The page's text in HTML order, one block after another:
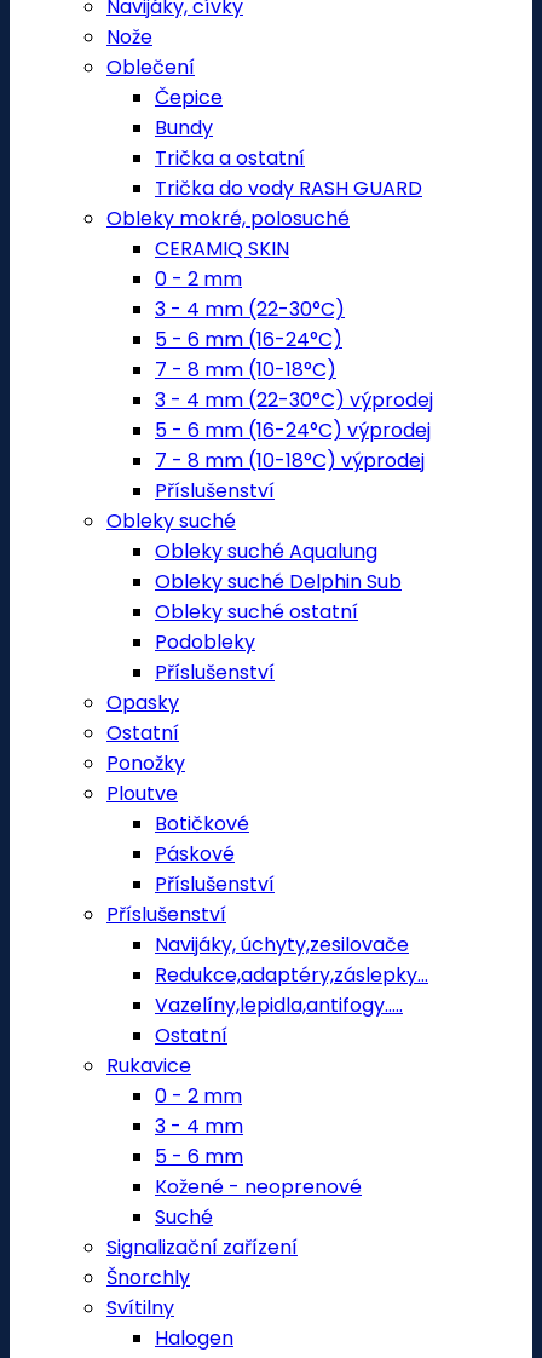
Navijáky, cívky
Nože
Oblečení
Čepice
Bundy
Trička a ostatní
Trička do vody RASH GUARD
Obleky mokré, polosuché
CERAMIQ SKIN
0 - 2 mm
3 - 4 mm (22-30°C)
5 - 6 mm (16-24°C)
7 - 8 mm (10-18°C)
3 - 4 mm (22-30°C) výprodej
5 - 6 mm (16-24°C) výprodej
7 - 8 mm (10-18°C) výprodej
Příslušenství
Obleky suché
Obleky suché Aqualung
Obleky suché Delphin Sub
Obleky suché ostatní
Podobleky
Příslušenství
Opasky
Ostatní
Ponožky
Ploutve
Botičkové
Páskové
Příslušenství
Příslušenství
Navijáky, úchyty,zesilovače
Redukce,adaptéry,záslepky...
Vazelíny,lepidla,antifogy.....
Ostatní
Rukavice
0 - 2 mm
3 - 4 mm
5 - 6 mm
Kožené - neoprenové
Suché
Signalizační zařízení
Šnorchly
Svítilny
Halogen